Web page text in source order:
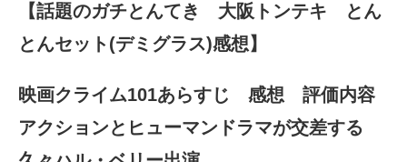
【話題のガチとんてき 大阪トンテキ とん
とんセット(デミグラス)感想】
映画クライム101あらすじ 感想 評価内容
アクションとヒューマンドラマが交差する